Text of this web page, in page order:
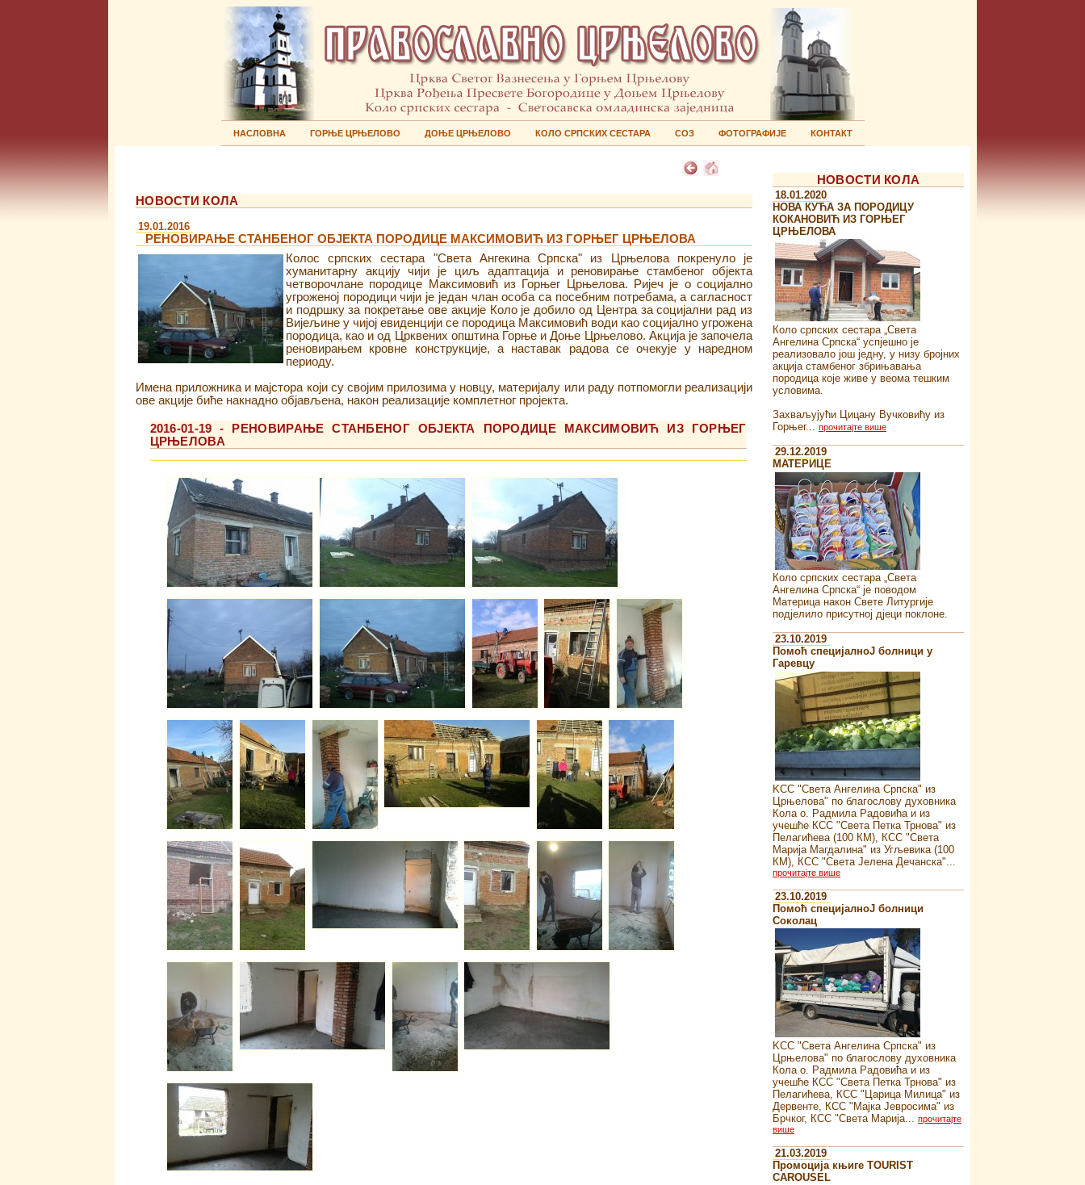
НАСЛОВНА ГОРЊЕ ЦРЊЕЛОВО ДОЊЕ ЦРЊЕЛОВО КОЛО СРПСКИХ СЕСТАРА СОЗ ФОТОГРАФИЈЕ КОНТАКТ
НОВОСТИ КОЛА
19.01.2016
РЕНОВИРАЊЕ СТАНБЕНОГ ОБЈЕКТА ПОРОДИЦЕ МАКСИМОВИЋ ИЗ ГОРЊЕГ ЦРЊЕЛОВА
Колос српских сестара "Света Ангекина Српска" из Црњелова покренуло је
хуманитарну акцију чији је циљ адаптација и реновирање стамбеног објекта
четворочлане породице Максимовић из Горњег Црњелова. Ријеч је о социјално
угроженој породици чији је један члан особа са посебним потребама, а сагласност
и подршку за покретање ове акције Коло је добило од Центра за социјални рад из
Вијељине у чијој евиденцији се породица Максимовић води као социјално угрожена
породица, као и од Црквених општина Горње и Доње Црњелово. Акција је започела
реновирањем кровне конструкције, а наставак радова се очекује у наредном
периоду.
Имена приложника и мајстора који су својим прилозима у новцу, материјалу или раду потпомогли реализацији
ове акције биће накнадно објављена, након реализације комплетног пројекта.
2016-01-19 - РЕНОВИРАЊЕ СТАНБЕНОГ ОБЈЕКТА ПОРОДИЦЕ МАКСИМОВИЋ ИЗ ГОРЊЕГ
ЦРЊЕЛОВА
НОВОСТИ КОЛА
18.01.2020
НОВА КУЋА ЗА ПОРОДИЦУ
КОКАНОВИЋ ИЗ ГОРЊЕГ
ЦРЊЕЛОВА
Коло српских сестара „Света
Ангелина Српска“ успјешно је
реализовало још једну, у низу бројних
акција стамбеног збрињавања
породица које живе у веома тешким
условима.
Захваљујући Цицану Вучковићу из
Горњег... прочитајте више
29.12.2019
MATEРИЦЕ
Коло српских сестара „Света
Ангелина Српска“ je поводом
Материца након Свете Литургије
подјелило присутној дјеци поклоне.
23.10.2019
Помоћ специјалноJ болници у
Гаревцу
KСС "Света Ангелина Српска" из
Црњелова" по благослову духовника
Кола о. Радмила Радовића и из
учешће КСС "Света Петка Трнова" из
Пелагићева (100 КМ), КСС "Света
Марија Магдалина" из Угљевика (100
КМ), КСС "Света Јелена Дечанска"...
прочитајте више
23.10.2019
Помоћ специјалноJ болници
Соколац
KСС "Света Ангелина Српска" из
Црњелова" по благослову духовника
Кола о. Радмила Радовића и из
учешће КСС "Света Петка Трнова" из
Пелагићева, КСС "Царица Милица" из
Дервенте, КСС "Мајка Јевросима" из
Брчког, КСС "Света Марија... прочитајте
више
21.03.2019
Промоција књиге TOURIST
CAROUSEL